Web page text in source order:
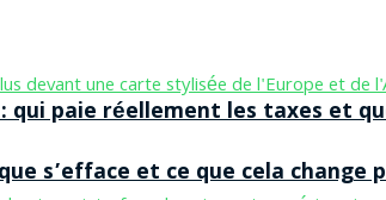
qui paie réellement les taxes et
s’efface et ce que cela change